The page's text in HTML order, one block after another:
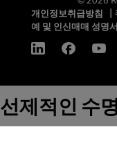
개인정보취급방침
예 및 인신매매 성명서
선제적인 수